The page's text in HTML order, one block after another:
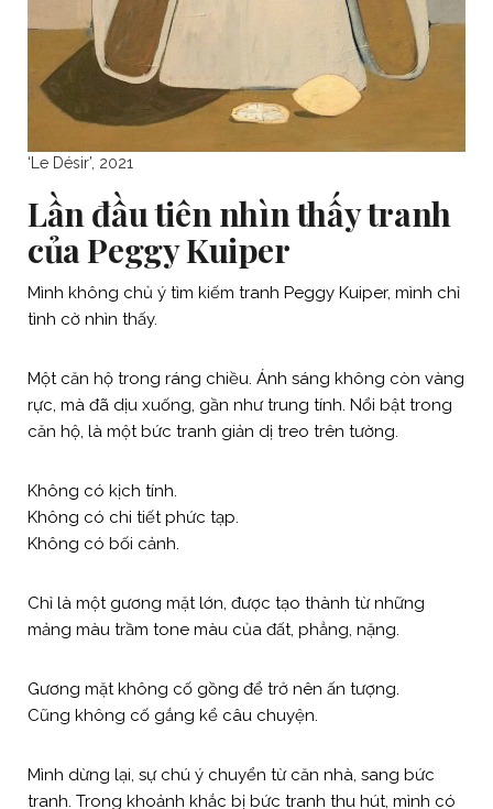
‘Le Désir’, 2021
Lần đầu tiên nhìn thấy tranh
của Peggy Kuiper
Mình không chủ ý tìm kiếm tranh Peggy Kuiper, mình chỉ
tình cờ nhìn thấy.
Một căn hộ trong ráng chiều. Ánh sáng không còn vàng
rực, mà đã dịu xuống, gần như trung tính. Nổi bật trong
căn hộ, là một bức tranh giản dị treo trên tường.
Không có kịch tính.
Không có chi tiết phức tạp.
Không có bối cảnh.
Chỉ là một gương mặt lớn, được tạo thành từ những
mảng màu trầm tone màu của đất, phẳng, nặng.
Gương mặt không cố gồng để trở nên ấn tượng.
Cũng không cố gắng kể câu chuyện.
Mình dừng lại, sự chú ý chuyển từ căn nhà, sang bức
tranh. Trong khoảnh khắc bị bức tranh thu hút, mình có